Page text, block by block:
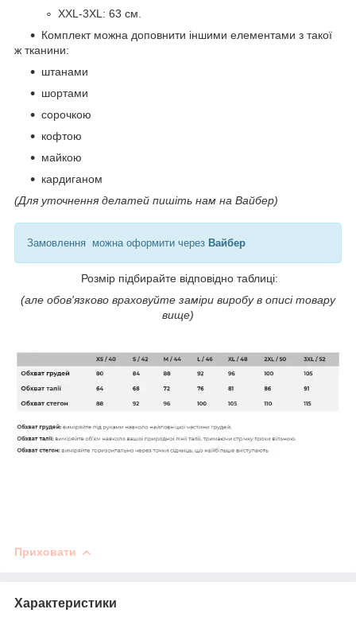
XXL-3XL: 63 см.
Комплект можна доповнити іншими елементами з такої
ж тканини:
штанами
шортами
сорочкою
кофтою
майкою
кардиганом
(Для уточнення делатей пишіть нам на Вайбер)
Замовлення можна оформити через Вайбер
Розмір підбирайте відповідно таблиці:
(але обов'язково враховуйте заміри виробу в описі товару
вище)
Приховати
Характеристики